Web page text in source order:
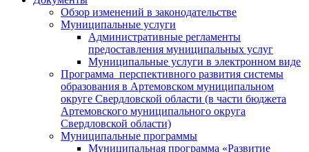
Обзор изменений в законодательстве
Муниципальные услуги
Административные регламенты
предоставления муниципальных услуг
Муниципальные услуги в электронном виде
Программа перспективного развития системы
образования в Артемовском муниципальном
округе Свердловской области (в части бюджета
Артемовского муниципального округа
Свердловской области)
Муниципальные программы
Муниципальная программа «Развитие